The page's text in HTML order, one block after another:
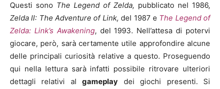
Questi sono The Legend of Zelda, pubblicato nel 1986,
Zelda II: The Adventure of Link,del 1987 e The Legend of
Zelda: Link’s Awakening, del 1993. Nell’attesa di potervi
giocare, però, sarà certamente utile approfondire alcune
delle principali curiosità relative a questo. Proseguendo
qui nella lettura sarà infatti possibile ritrovare ulteriori
dettagli relativi algameplay dei giochi presenti. Si